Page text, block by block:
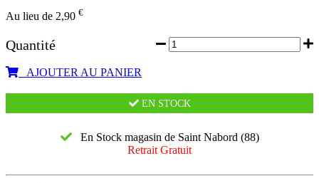
Au lieu de 2,90 €
Quantité
AJOUTER AU PANIER
EN STOCK
En Stock magasin de Saint Nabord (88)
Retrait Gratuit